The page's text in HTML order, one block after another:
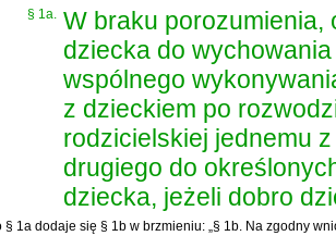
§ 1a. W braku porozumienia,
dziecka do
wspólnego
z dzieckiem po
rodzicielskiej jednemu
drugiego do
dziecka, jeżeli dobro
§ 1a dodaje się § 1b w brzmieniu: „§ 1b. Na zgodny